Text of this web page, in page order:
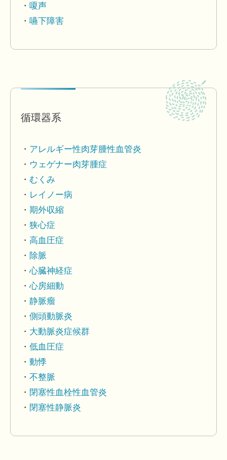
嗄声
嚥下障害
循環器系
アレルギー性肉芽腫性血管炎
ウェゲナー肉芽腫症
むくみ
レイノー病
期外収縮
狭心症
高血圧症
除脈
心臓神経症
心房細動
静脈瘤
側頭動脈炎
大動脈炎症候群
低血圧症
動悸
不整脈
閉塞性血栓性血管炎
閉塞性静脈炎